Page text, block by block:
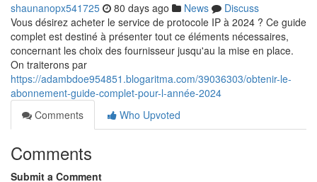
shaunanopx541725 80 days ago News
Discuss
Vous désirez acheter le service de protocole IP à 2024 ? Ce guide
complet est destiné à présenter tout ce éléments nécessaires,
concernant les choix des fournisseur jusqu'au la mise en place.
On traiterons par
https://adambdoe954851.blogaritma.com/39036303/obtenir-le-
abonnement-guide-complet-pour-l-année-2024
Comments
Who Upvoted
Comments
Submit a Comment